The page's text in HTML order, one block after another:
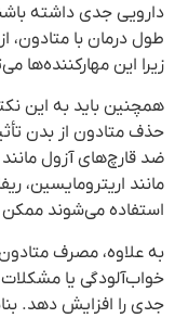
دارویی جدی داشته
زیرا این مهارکننده‌ها
همچنین باید به این
حذف متادون از بدن
ضد قارچ‌های آزول مانند
مانند اریترومایسین،
استفاده می‌شوند ممکن
به علاوه، مصرف
خواب‌آلودگی یا
جدی را افزایش دهد.